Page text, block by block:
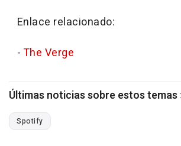
Enlace relacionado:
-The Verge
Últimas noticias sobre estos temas
Spotify